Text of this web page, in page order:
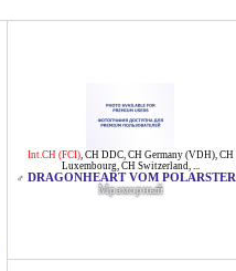
Int.CH (FCI), CH DDC, CH Germany (VDH), CH
Luxembourg, CH Switzerland, ...
♂ DRAGONHEART VOM
Мраморный